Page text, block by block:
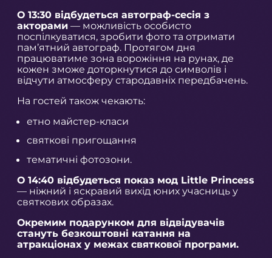
О 13:30 відбудеться автограф-сесія з
акторами— можливість особисто
поспілкуватися, зробити фото та отримати
пам’ятний автограф. Протягом дня
працюватиме зона ворожіння на рунах, де
кожен зможе доторкнутися до символів і
відчути атмосферу стародавніх передбачень.
На гостей також чекають:
етно майстер-класи
святкові пригощання
тематичні фотозони.
О 14:40 відбудеться показ мод Little Princess
— ніжний і яскравий вихід юних учасниць у
святкових образах.
Окремим подарунком для відвідувачів
стануть безкоштовні катання на
атракціонах у межах святкової програми.